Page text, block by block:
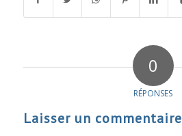
0
RÉPONSES
Laisser un commentaire